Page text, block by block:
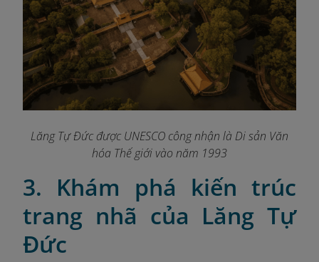
Lăng Tự Đức được UNESCO công nhận là Di sản Văn
hóa Thế giới vào năm 1993
3. Khám phá kiến trúc
trang nhã của Lăng Tự
Đức